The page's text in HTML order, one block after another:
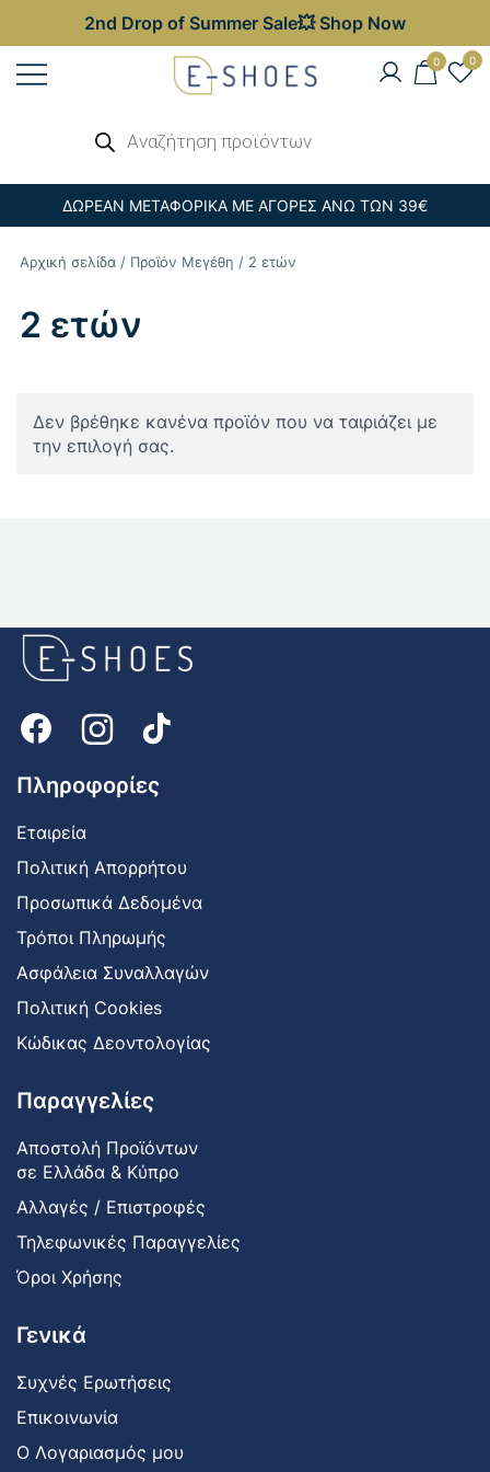
2nd Drop of Summer Sale💥 Shop Now
Παπούτσια – Επώνυμες Τσάντες στις
0 0
προϊόντων
ΔΩΡΕΑΝ ΜΕΤΑΦΟΡΙΚΑ ΜΕ ΑΓΟΡΕΣ ΑΝΩ ΤΩΝ 39€
Αρχική σελίδα / Προϊόν Μεγέθη / 2 ετών
2 ετών
Δεν βρέθηκε κανένα προϊόν που να ταιριάζει με
την επιλογή σας.
Πληροφορίες
Εταιρεία
Πολιτική Απορρήτου
Προσωπικά Δεδομένα
Τρόποι Πληρωμής
Ασφάλεια Συναλλαγών
Πολιτική Cookies
Κώδικας Δεοντολογίας
Παραγγελίες
Αποστολή Προϊόντων
σε Ελλάδα & Κύπρο
Αλλαγές / Επιστροφές
Τηλεφωνικές Παραγγελίες
Όροι Χρήσης
Γενικά
Συχνές Ερωτήσεις
Επικοινωνία
Ο Λογαριασμός μου